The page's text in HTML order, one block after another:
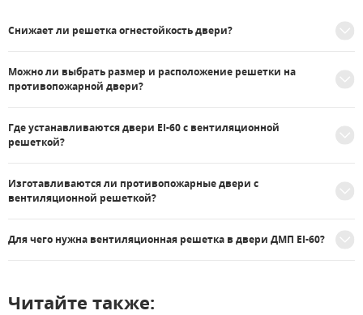
Снижает ли решетка огнестойкость двери?
Можно ли выбрать размер и расположение решетки на
противопожарной двери?
Где устанавливаются двери EI-60 с вентиляционной
решеткой?
Изготавливаются ли противопожарные двери с
вентиляционной решеткой?
Для чего нужна вентиляционная решетка в двери ДМП EI-60?
Читайте также: